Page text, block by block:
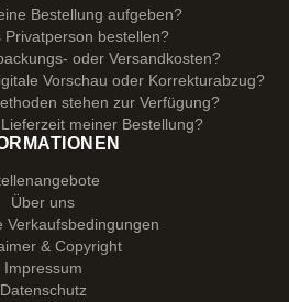
Bestellung aufgeben?
Privatperson bestellen?
oder Versandkosten?
Vorschau oder Korrekturabzug?
stehen zur Verfügung?
meiner Bestellung?
Über uns
Verkaufsbedingungen
& Copyright
Impressum
Datenschutz